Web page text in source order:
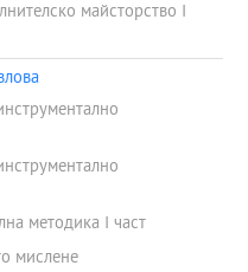
майсторство I
методика I част
мислене